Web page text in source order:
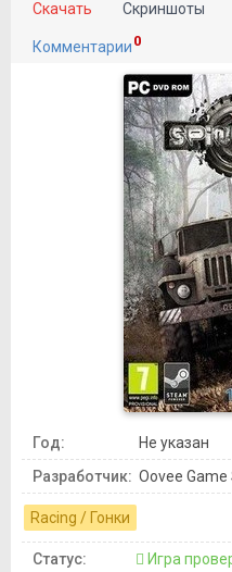
Скачать Скриншоты
Комментарии 0
Год:
Не указан
Разработчик: Oovee Game
Racing / Гонки
Статус: Игра